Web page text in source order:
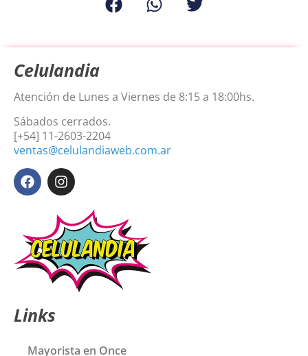
Celulandia
Atención de Lunes a Viernes de 8:15 a 18:00hs.
Sábados cerrados.
[+54] 11-2603-2204
ventas@celulandiaweb.com.ar
Links
Mayorista en Once